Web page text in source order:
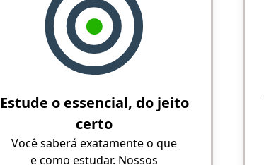
Estude o essencial, do jeito
certo
Você saberá exatamente o que
e como estudar. Nossos